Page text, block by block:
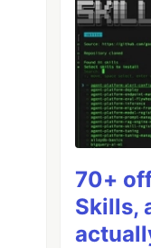
70+
Skills,